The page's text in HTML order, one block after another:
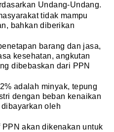
Undang-Undang.
tidak mampu
bahkan diberikan
barang dan jasa,
kesehatan, angkutan
dibebaskan dari PPN
adalah minyak, tepung
dengan beban kenaikan
oleh
akan dikenakan untuk